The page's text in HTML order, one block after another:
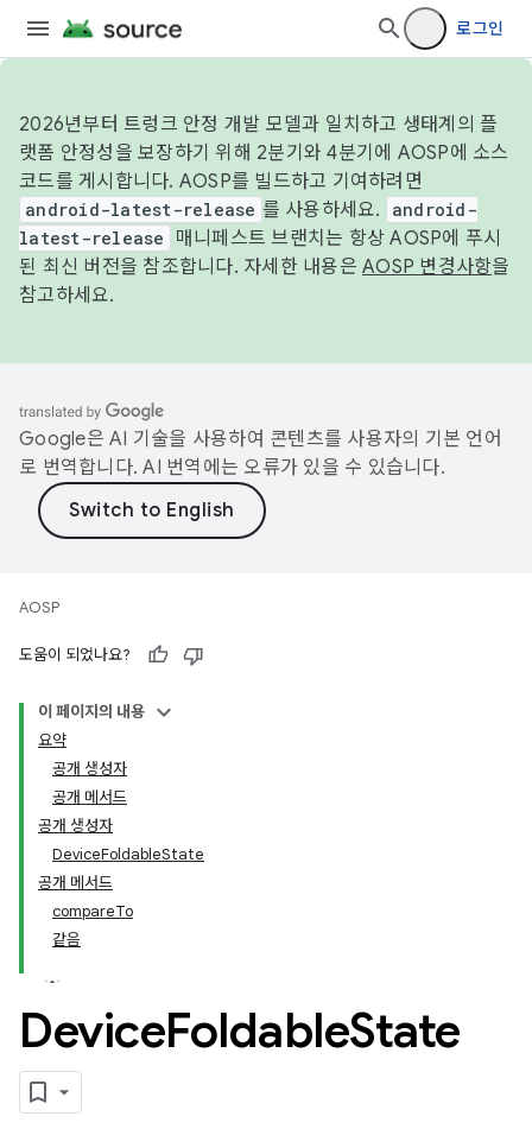
로그인
2026년부터 트렁크 안정 개발 모델과 일치하고 생태계의 플
랫폼 안정성을 보장하기 위해 2분기와 4분기에 AOSP에 소스
코드를 게시합니다. AOSP를 빌드하고 기여하려면
android-latest-release 를 사용하세요.
android-
latest-release
매니페스트 브랜치는 항상 AOSP에 푸시
된 최신 버전을 참조합니다. 자세한 내용은 AOSP 변경사항을
참고하세요.
Google은 AI 기술을 사용하여 콘텐츠를 사용자의 기본 언어
로 번역합니다. AI 번역에는 오류가 있을 수 있습니다.
AOSP
도움이 되었나요?
이 페이지의 내용
요약
공개 생성자
공개 메서드
공개 생성자
DeviceFoldableState
공개 메서드
compareTo
같음
DeviceFoldableState